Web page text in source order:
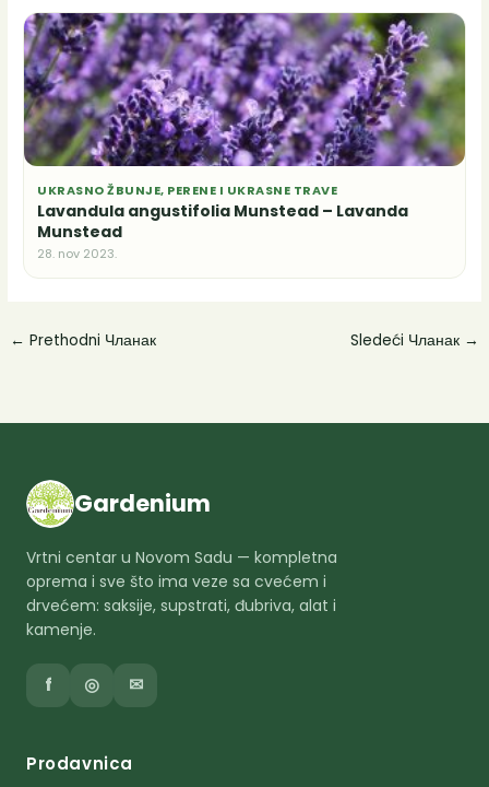
UKRASNO ŽBUNJE, PERENE I UKRASNE TRAVE
Lavandula angustifolia Munstead – Lavanda
Munstead
28. nov 2023.
← Prethodni Чланак Sledeći Чланак →
Gardenium
Vrtni centar u Novom Sadu — kompletna
oprema i sve što ima veze sa cvećem i
drvećem: saksije, supstrati, đubriva, alat i
kamenje.
f ◎ ✉
Prodavnica